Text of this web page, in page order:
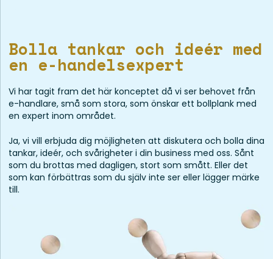
Bolla tankar och ideér med
en e-handelsexpert
Vi har tagit fram det här konceptet då vi ser behovet från
e-handlare, små som stora, som önskar ett bollplank med
en expert inom området.
Ja, vi vill erbjuda dig möjligheten att diskutera och bolla dina
tankar, ideér, och svårigheter i din business med oss. Sånt
som du brottas med dagligen, stort som smått. Eller det
som kan förbättras som du själv inte ser eller lägger märke
till.